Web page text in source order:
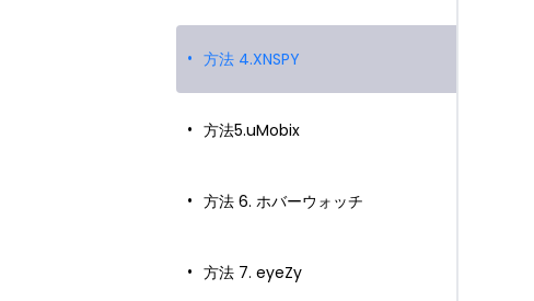
方法 4.XNSPY
方法5.uMobix
方法 6. ホバーウォッチ
方法 7. eyeZy